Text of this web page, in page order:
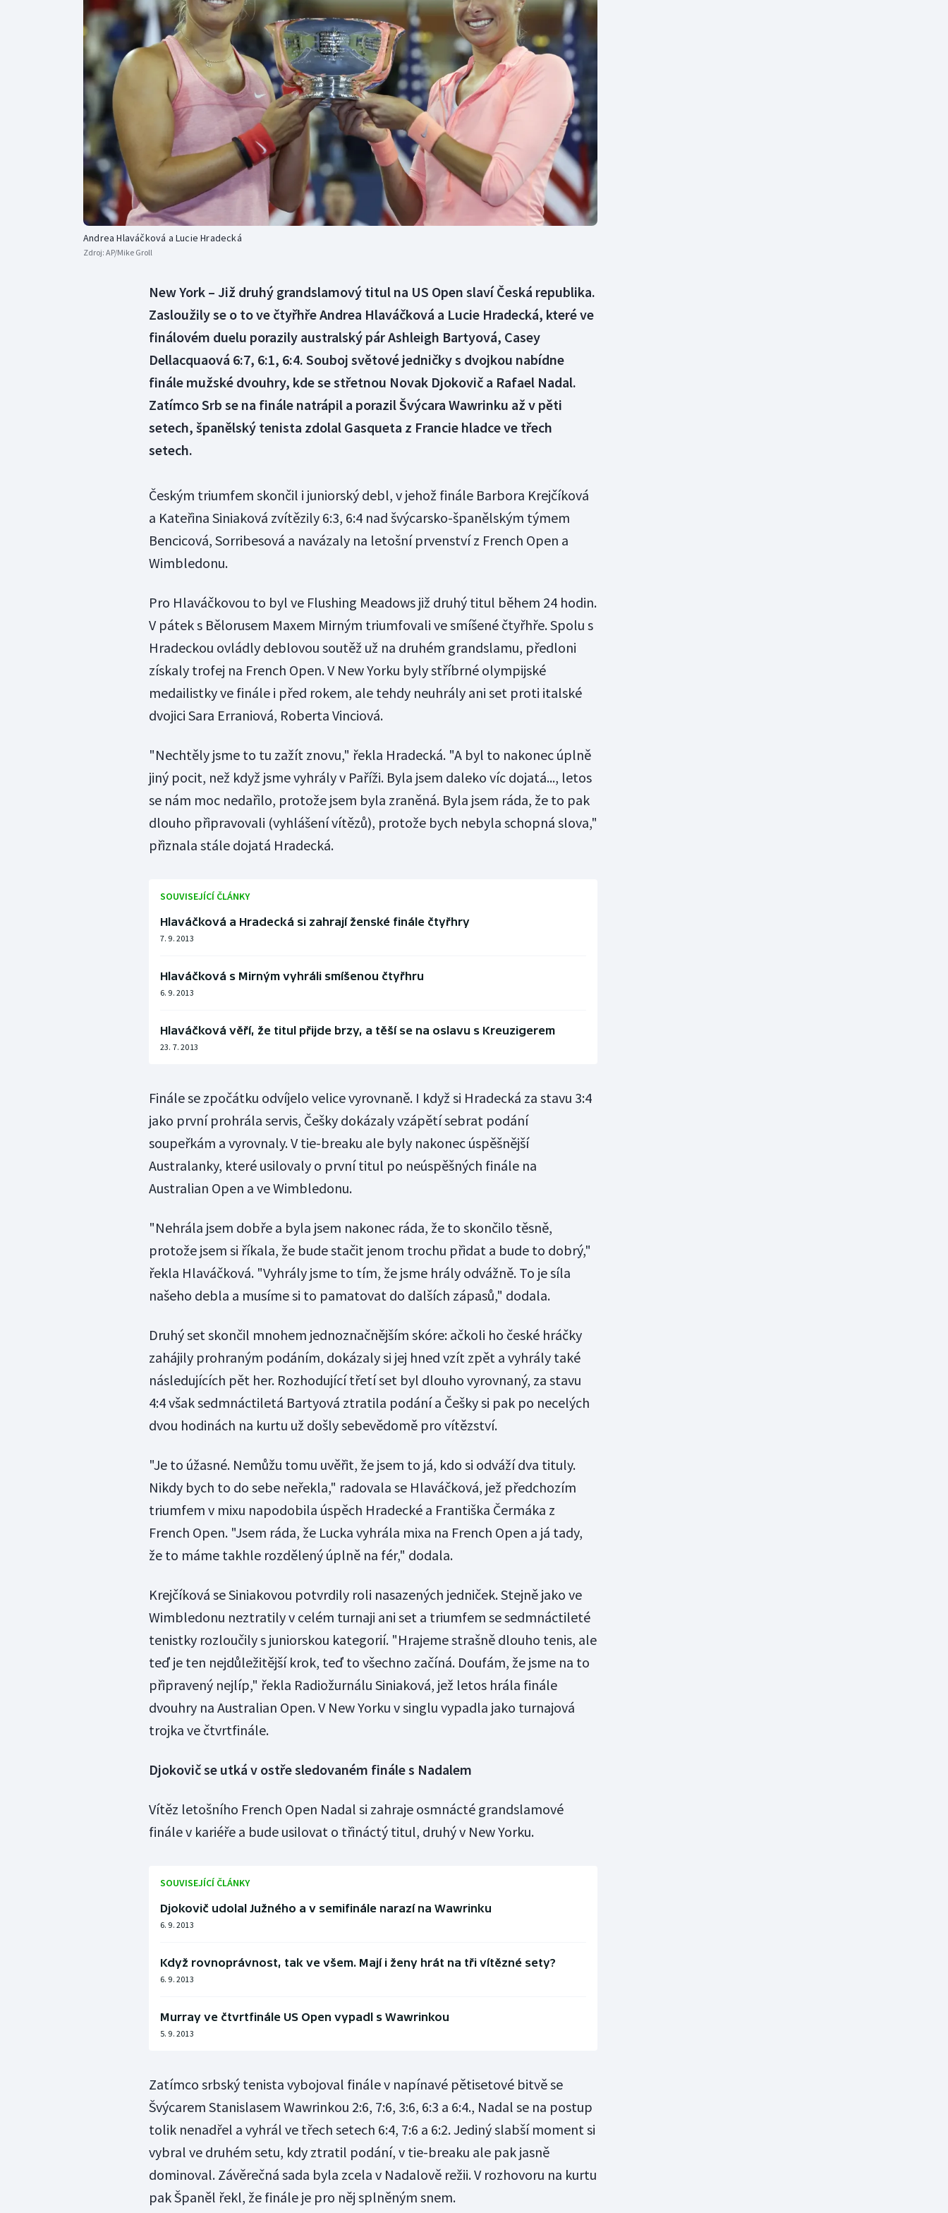
Curling
Dostihy
Florbal
Futsal
Golf
Gymnastika
Moderní pětiboj
Motorsport
Olympijské hry
Parasport
Plavání
Plážový volejbal
Triatlon
Veslování
Vodní slalom
Volejbal
Ostatní
Andrea Hlaváčková a Lucie Hradecká
Zdroj: AP/Mike Groll
New York – Již druhý grandslamový titul na US Open slaví Česká republika.
Zasloužily se o to ve čtyřhře Andrea Hlaváčková a Lucie Hradecká, které ve
finálovém duelu porazily australský pár Ashleigh Bartyová, Casey
Dellacquaová 6:7, 6:1, 6:4. Souboj světové jedničky s dvojkou nabídne
finále mužské dvouhry, kde se střetnou Novak Djokovič a Rafael Nadal.
Zatímco Srb se na finále natrápil a porazil Švýcara Wawrinku až v pěti
setech, španělský tenista zdolal Gasqueta z Francie hladce ve třech
setech.
Českým triumfem skončil i juniorský debl, v jehož finále Barbora Krejčíková
a Kateřina Siniaková zvítězily 6:3, 6:4 nad švýcarsko-španělským týmem
Bencicová, Sorribesová a navázaly na letošní prvenství z French Open a
Wimbledonu.
Pro Hlaváčkovou to byl ve Flushing Meadows již druhý titul během 24 hodin.
V pátek s Bělorusem Maxem Mirným triumfovali ve smíšené čtyřhře. Spolu s
Hradeckou ovládly deblovou soutěž už na druhém grandslamu, předloni
získaly trofej na French Open. V New Yorku byly stříbrné olympijské
medailistky ve finále i před rokem, ale tehdy neuhrály ani set proti italské
dvojici Sara Erraniová, Roberta Vinciová.
"Nechtěly jsme to tu zažít znovu," řekla Hradecká. "A byl to nakonec úplně
jiný pocit, než když jsme vyhrály v Paříži. Byla jsem daleko víc dojatá..., letos
se nám moc nedařilo, protože jsem byla zraněná. Byla jsem ráda, že to pak
dlouho připravovali (vyhlášení vítězů), protože bych nebyla schopná slova,"
přiznala stále dojatá Hradecká.
SOUVISEJÍCÍ ČLÁNKY
Hlaváčková a Hradecká si zahrají ženské finále čtyřhry
7. 9. 2013
Hlaváčková s Mirným vyhráli smíšenou čtyřhru
6. 9. 2013
Hlaváčková věří, že titul přijde brzy, a těší se na oslavu s Kreuzigerem
23. 7. 2013
Finále se zpočátku odvíjelo velice vyrovnaně. I když si Hradecká za stavu 3:4
jako první prohrála servis, Češky dokázaly vzápětí sebrat podání
soupeřkám a vyrovnaly. V tie-breaku ale byly nakonec úspěšnější
Australanky, které usilovaly o první titul po neúspěšných finále na
Australian Open a ve Wimbledonu.
"Nehrála jsem dobře a byla jsem nakonec ráda, že to skončilo těsně,
protože jsem si říkala, že bude stačit jenom trochu přidat a bude to dobrý,"
řekla Hlaváčková. "Vyhrály jsme to tím, že jsme hrály odvážně. To je síla
našeho debla a musíme si to pamatovat do dalších zápasů," dodala.
Druhý set skončil mnohem jednoznačnějším skóre: ačkoli ho české hráčky
zahájily prohraným podáním, dokázaly si jej hned vzít zpět a vyhrály také
následujících pět her. Rozhodující třetí set byl dlouho vyrovnaný, za stavu
4:4 však sedmnáctiletá Bartyová ztratila podání a Češky si pak po necelých
dvou hodinách na kurtu už došly sebevědomě pro vítězství.
"Je to úžasné. Nemůžu tomu uvěřit, že jsem to já, kdo si odváží dva tituly.
Nikdy bych to do sebe neřekla," radovala se Hlaváčková, jež předchozím
triumfem v mixu napodobila úspěch Hradecké a Františka Čermáka z
French Open. "Jsem ráda, že Lucka vyhrála mixa na French Open a já tady,
že to máme takhle rozdělený úplně na fér," dodala.
Krejčíková se Siniakovou potvrdily roli nasazených jedniček. Stejně jako ve
Wimbledonu neztratily v celém turnaji ani set a triumfem se sedmnáctileté
tenistky rozloučily s juniorskou kategorií. "Hrajeme strašně dlouho tenis, ale
teď je ten nejdůležitější krok, teď to všechno začíná. Doufám, že jsme na to
připravený nejlíp," řekla Radiožurnálu Siniaková, jež letos hrála finále
dvouhry na Australian Open. V New Yorku v singlu vypadla jako turnajová
trojka ve čtvrtfinále.
Djokovič se utká v ostře sledovaném finále s Nadalem
Vítěz letošního French Open Nadal si zahraje osmnácté grandslamové
finále v kariéře a bude usilovat o třináctý titul, druhý v New Yorku.
SOUVISEJÍCÍ ČLÁNKY
Djokovič udolal Južného a v semifinále narazí na Wawrinku
6. 9. 2013
Když rovnoprávnost, tak ve všem. Mají i ženy hrát na tři vítězné sety?
6. 9. 2013
Murray ve čtvrtfinále US Open vypadl s Wawrinkou
5. 9. 2013
Zatímco srbský tenista vybojoval finále v napínavé pětisetové bitvě se
Švýcarem Stanislasem Wawrinkou 2:6, 7:6, 3:6, 6:3 a 6:4., Nadal se na postup
tolik nenadřel a vyhrál ve třech setech 6:4, 7:6 a 6:2. Jediný slabší moment si
vybral ve druhém setu, kdy ztratil podání, v tie-breaku ale pak jasně
dominoval. Závěrečná sada byla zcela v Nadalově režii. V rozhovoru na kurtu
pak Španěl řekl, že finále je pro něj splněným snem.